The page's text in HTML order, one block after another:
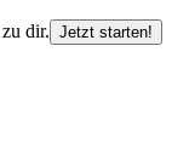
dir. Jetzt starten!